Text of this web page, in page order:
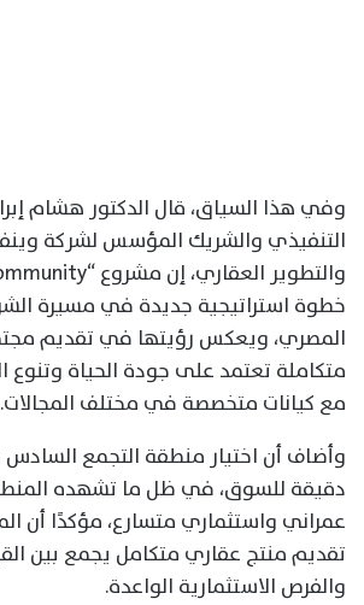
وفي هذا السياق، قال الدكتور هشام
التنفيذي والشريك المؤسس لشركة
خطوة استراتيجية جديدة في مسيرة
المصري، ويعكس رؤيتها في تقديم
متكاملة تعتمد على جودة الحياة وتنوع
مع كيانات متخصصة في مختلف المجالات.
وأضاف أن اختيار منطقة التجمع
دقيقة للسوق، في ظل ما تشهده
عمراني واستثماري متسارع، مؤكدًا أن
تقديم منتج عقاري متكامل يجمع بين
والفرص الاستثمارية الواعدة.